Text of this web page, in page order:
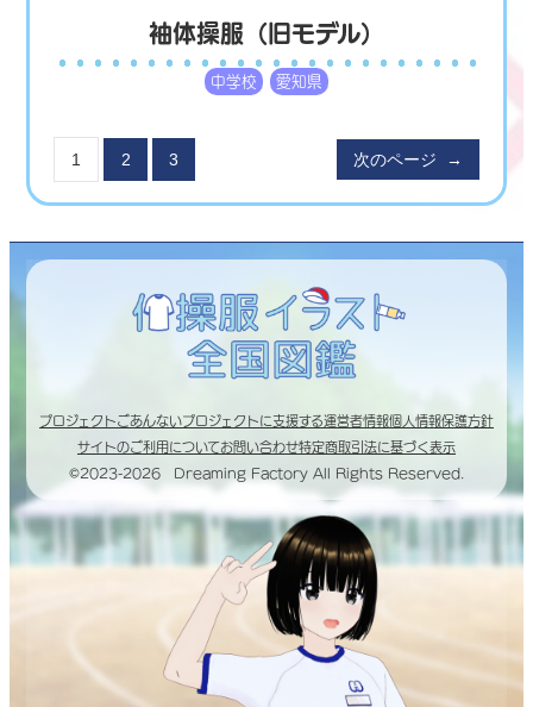
袖体操服（旧モデル）
中学校 愛知県
1 2 3 次のページ →
プロジェクトごあんないプロジェクトに支援する運営者情報個人情報保護方針
サイトのご利用についてお問い合わせ特定商取引法に基づく表示
©2023-2026 Dreaming Factory All Rights Reserved.